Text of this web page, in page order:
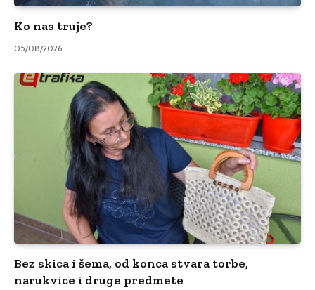
Ko nas truje?
05/08/2026
Bez skica i šema, od konca stvara torbe,
narukvice i druge predmete